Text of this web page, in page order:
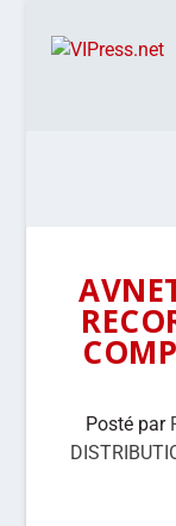
Posté par